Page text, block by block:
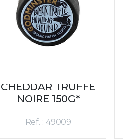
CHEDDAR TRUFFE
NOIRE 150G*
Ref. : 49009